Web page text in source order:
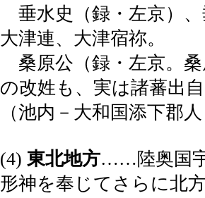
垂水史（録・左京）
大津連、大津宿祢。
桑原公（録・左京。
の改姓も、実は諸蕃出
（池内－大和国添下郡
(4) 東北地方……陸奥国
形神を奉じてさらに北